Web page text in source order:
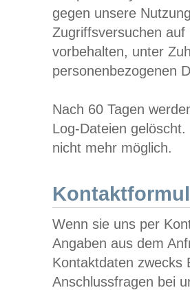
gegen unsere
Zugriffsversuchen
vorbehalten, unter
personenbezogenen
Nach 60 Tagen
Log-Dateien
nicht mehr möglich.
Wenn sie uns per
Angaben aus dem
Kontaktdaten zwecks
Anschlussfragen bei